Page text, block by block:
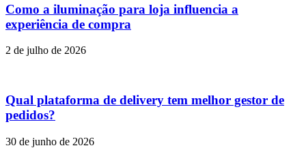
Como a iluminação para loja influencia a
experiência de compra
2 de julho de 2026
Qual plataforma de delivery tem melhor gestor de
pedidos?
30 de junho de 2026